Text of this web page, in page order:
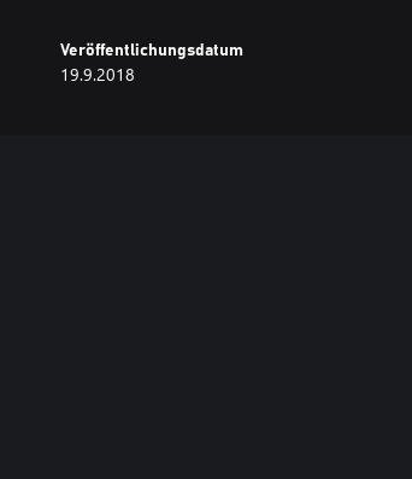
Veröffentlichungsdatum
19.9.2018